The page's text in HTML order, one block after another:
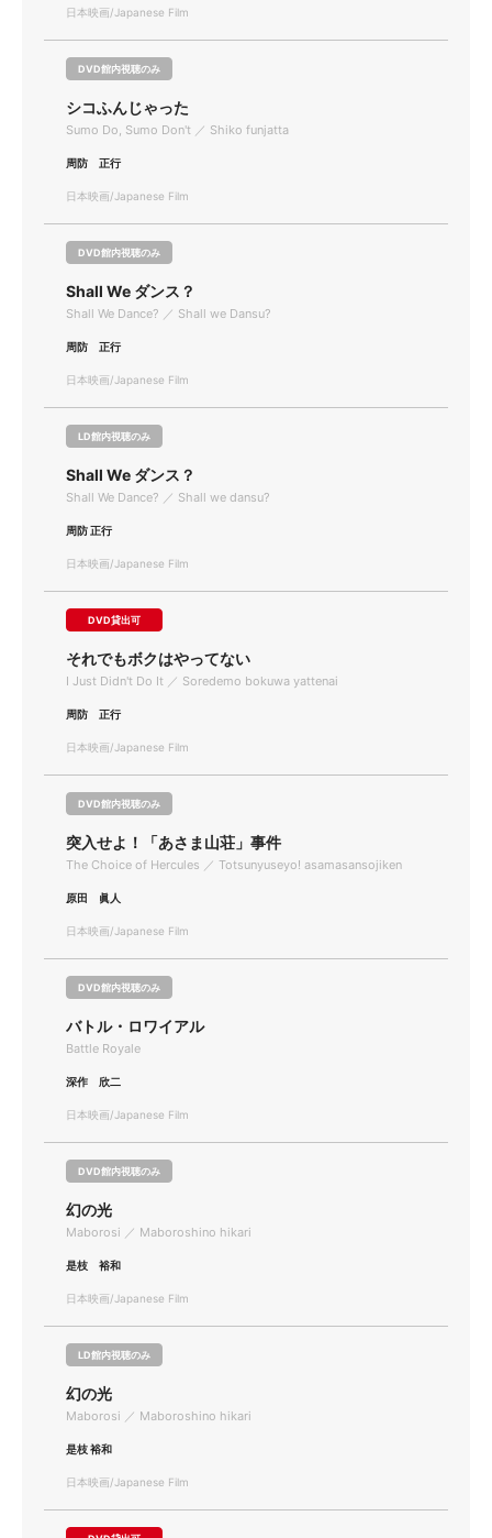
日本映画/Japanese Film
DVD館内視聴のみ
シコふんじゃった
Sumo Do, Sumo Don't ／ Shiko funjatta
周防 正行
日本映画/Japanese Film
DVD館内視聴のみ
Shall We ダンス？
Shall We Dance? ／ Shall we Dansu?
周防 正行
日本映画/Japanese Film
LD館内視聴のみ
Shall We ダンス？
Shall We Dance? ／ Shall we dansu?
周防 正行
日本映画/Japanese Film
DVD貸出可
それでもボクはやってない
I Just Didn't Do It ／ Soredemo bokuwa yattenai
周防 正行
日本映画/Japanese Film
DVD館内視聴のみ
突入せよ！「あさま山荘」事件
The Choice of Hercules ／ Totsunyuseyo! asamasansojiken
原田 眞人
日本映画/Japanese Film
DVD館内視聴のみ
バトル・ロワイアル
Battle Royale
深作 欣二
日本映画/Japanese Film
DVD館内視聴のみ
幻の光
Maborosi ／ Maboroshino hikari
是枝 裕和
日本映画/Japanese Film
LD館内視聴のみ
幻の光
Maborosi ／ Maboroshino hikari
是枝 裕和
日本映画/Japanese Film